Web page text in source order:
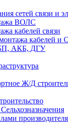
сетей связи и
ВОЛС
кабелей связи
кабелей и
АКБ, ДГУ
Ж/Д